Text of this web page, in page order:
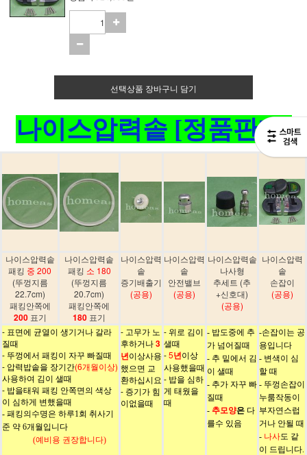
선택상품 장바구니 담기
나이스압력솥 [정품판매]
나이스압력솥
패킹 중 200
(뚜껑지름
22.7cm)
패킹안쪽에
200 표기
나이스압력솥
패킹 소 180
(뚜껑지름
20.7cm)
패킹안쪽에
180 표기
나이스압력
솥
증기배출기
(공용)
나이스압력
솥
안전밸브
(공용)
나이스압력솥
나사형
추세트 (추
+신호대)
(공용)
나이스압력
솥
손잡이
(공용)
- 표면에 균열이 생기거나 갈라
질때
- 뚜껑에서 패킹이 자꾸 빠질때
- 압력밥솥을 장기간(6개월이상)
사용하여 김이 샐때
- 밥을태워 패킹 안쪽면의 색상
이 심하게 변했을때
- 패킹의수명은 하루1회 취사기
준 약 6개월입니다
(예비용 권장합니다)
- 고무가 노
후하거나3
년이상사용
했으면 교
환하십시요
- 증기가 힘
이없을때
- 위로 김이
샐때
-5년이상
사용했을때
- 밥을 심하
게 태웠을
때
- 밥도중에 추
가 넘어질때
- 추 밑에서 김
이 샐때
- 추가 자꾸 빠
질때
- 추모양은 다
를수 있음
-손잡이는 공
용입니다
- 변색이 심
할 때
- 뚜껑손잡이
누룸작동이
부자연스럽
거나 안될 때
- 나사도 같
이 드립니다.